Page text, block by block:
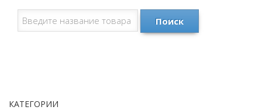
Поиск
КАТЕГОРИИ